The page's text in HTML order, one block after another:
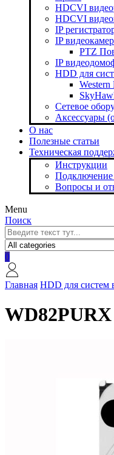
HDCVI
HDCVI
IP
IP
PTZ
IP
HDD для
Western
Сетевое
Аксессуары
О нас
Полезные статьи
Техническая
Инструкции
Подключение
Вопросы и
Menu
Поиск
0
Главная HDD для систем
WD82PURX